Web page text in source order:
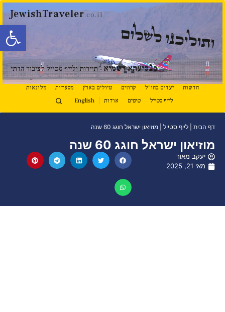
פתח
JewishTraveler.co.il
ותוליכנו לשלום
בנסיעתא דשמיא - תיירות ולייף סטייל לציבור הדתי
חדשות יעדים בחו"ל קרוזים טיולים בארץ מסעדות
מלונאות
לייף סטייל
טיפים אודות English
דף הבית לייף סטייל מוזיאון ישראל חוגג 60 שנה
מוזיאון ישראל חוגג 60 שנה
יעקב מאור
מאי 21, 2025